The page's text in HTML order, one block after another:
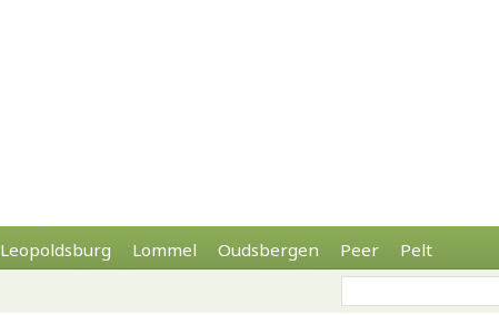
Leopoldsburg Lommel Oudsbergen Peer Pelt